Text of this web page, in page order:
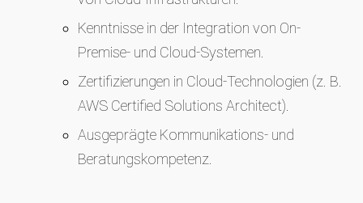
Kenntnisse in der Integration von On-
Premise- und Cloud-Systemen.
Zertifizierungen in Cloud-Technologien (z. B.
AWS Certified Solutions Architect).
Ausgeprägte Kommunikations- und
Beratungskompetenz.